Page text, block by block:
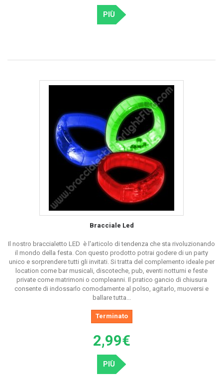
PIÙ
Bracciale Led
Il nostro braccialetto LED è l'articolo di tendenza che sta rivoluzionando
il mondo della festa. Con questo prodotto potrai godere di un party
unico e sorprendere tutti gli invitati. Si tratta del complemento ideale per
location come bar musicali, discoteche, pub, eventi notturni e feste
private come matrimoni o compleanni. Il pratico gancio di chiusura
consente di indossarlo comodamente al polso, agitarlo, muoversi e
ballare tutta...
Terminato
2,99€
PIÙ